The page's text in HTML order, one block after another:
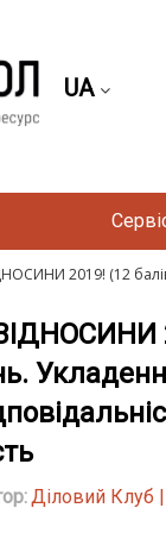
UA
2019! (12
Діловий Клуб